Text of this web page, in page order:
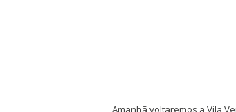
Amanhã voltaremos a Vila